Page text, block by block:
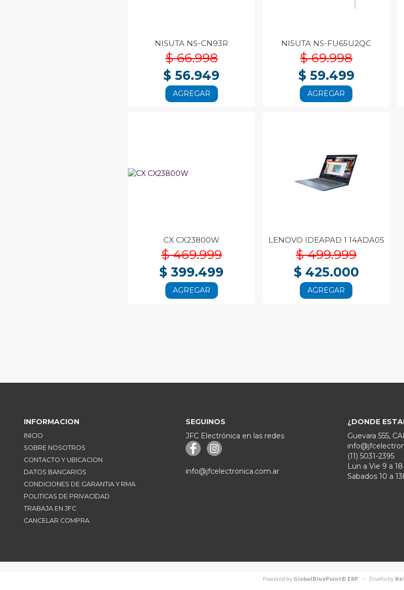
NISUTA NS-CN93R
$ 66.998
$ 56.949
AGREGAR
NISUTA NS-FU65U2QC
$ 69.998
$ 59.499
AGREGAR
CX CX23800W
$ 469.999
$ 399.499
AGREGAR
LENOVO IDEAPAD 1 14ADA05
$ 499.999
$ 425.000
AGREGAR
INFORMACION
INICIO
SOBRE NOSOTROS
CONTACTO Y UBICACION
DATOS BANCARIOS
CONDICIONES DE GARANTIA Y RMA
POLITICAS DE PRIVACIDAD
TRABAJA EN JFC
CANCELAR COMPRA
SEGUINOS
JFC Electrónica en las redes
info@jfcelectronica.com.ar
¿DONDE
Guevara 555,
(11) 5031-2395
Lun a Vie 9 a 18
Sabados 10 a
Powered byGlobalBluePoint© ERP - Diseño by